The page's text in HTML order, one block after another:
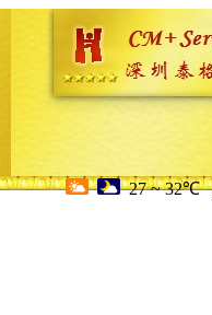
27 ~ 32℃